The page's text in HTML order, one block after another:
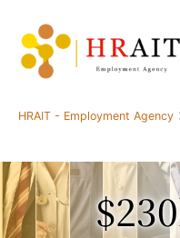
HRAIT - Employment Agency